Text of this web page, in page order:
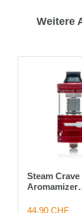
Weitere
Steam Crave
Aromamizer
44.90 CHF